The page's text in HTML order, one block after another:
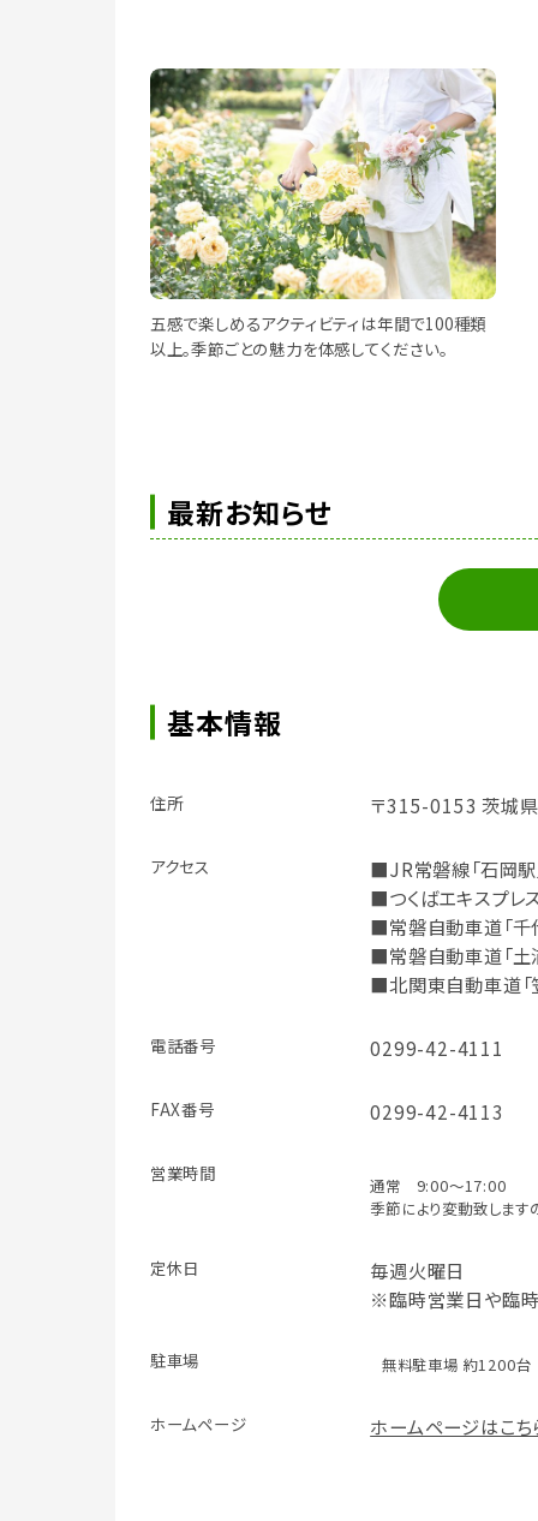
五感で楽しめるアクティビティは年間で100種類
以上。季節ごとの魅力を体感してください。
最新お知らせ
基本情報
住所 〒315-0153 茨城
アクセス
■JR常磐線「石岡駅
■つくばエキスプレ
■常磐自動車道「千
■常磐自動車道「土
■北関東自動車道「
電話番号 0299-42-4111
FAX番号 0299-42-4113
営業時間
通常 9:00～17:00
季節により変動致します
定休日
毎週火曜日
※臨時営業日や臨時
駐車場 無料駐車場 約1200台
ホームページ ホームページはこち